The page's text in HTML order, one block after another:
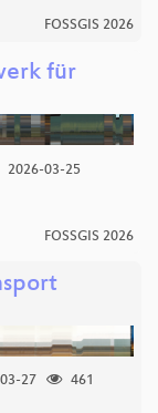
FOSSGIS 2026
für
2026-03-25
FOSSGIS 2026
27
461